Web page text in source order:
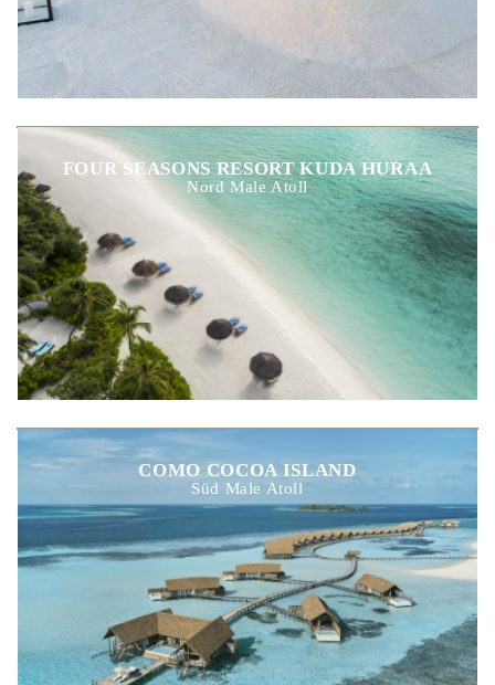
FOUR SEASONS RESORT KUDA HURAA
Nord Male Atoll
COMO COCOA ISLAND
Süd Male Atoll